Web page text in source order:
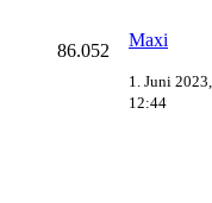
86.052
Maxi
1. Juni 2023,
12:44